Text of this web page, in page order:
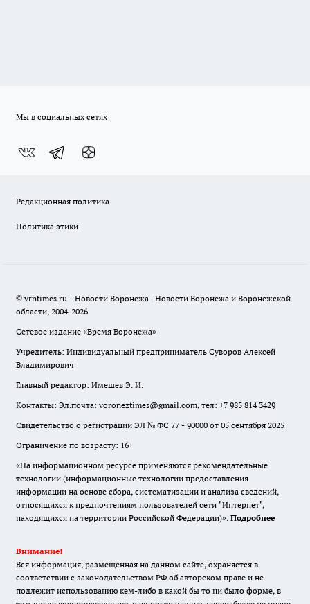
Мы в социальных сетях
Редакционная политика
Политика этики
© vrntimes.ru - Новости Воронежа | Новости Воронежа и Воронежской
области, 2004-2026
Сетевое издание «Время Воронежа»
Учредитель: Индивидуальный предприниматель Суворов Алексей
Владимирович
Главный редактор: Имешев Э. И.
Контакты: Эл.почта: voroneztimes@gmail.com, тел: +7 985 814 3429
Свидетельство о регистрации ЭЛ № ФС 77 - 90000 от 05 сентября 2025
Ограничение по возрасту: 16+
«На информационном ресурсе применяются рекомендательные
технологии (информационные технологии предоставления
информации на основе сбора, систематизации и анализа сведений,
относящихся к предпочтениям пользователей сети "Интернет",
находящихся на территории Российской Федерации)». Подробнее
Внимание!
Вся информация, размещенная на данном сайте, охраняется в
соответствии с законодательством РФ об авторском праве и не
подлежит использованию кем-либо в какой бы то ни было форме, в